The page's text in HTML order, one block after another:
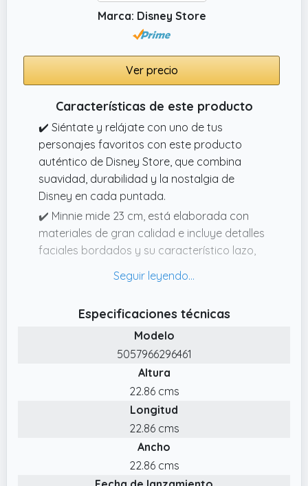
Marca: Disney Store
Ver precio
Características de este producto
✔️ Siéntate y relájate con uno de tus
personajes favoritos con este producto
auténtico de Disney Store, que combina
suavidad, durabilidad y la nostalgia de
Disney en cada puntada.
✔️ Minnie mide 23 cm, está elaborada con
materiales de gran calidad e incluye detalles
faciales bordados y su característico lazo,
Mouse, con su estilo y personalidad únicos
con este peluche, ideal para regalar a fans
de Disney de todas las edades.
✔️ Este peluche pequeño de la icónica Minnie
Mouse lleva su atemporal vestido rojo de
lunares, con el clásico lazo a juego y una
alegre expresión bordada.
✔️ Suave, achuchable y ligero, el peluche es
ideal para jugar, viajar o exponer en el
dormitorio, una habitación de juegos o
Especificaciones técnicas
Modelo
5057966296461
Altura
22.86 cms
Longitud
22.86 cms
Ancho
22.86 cms